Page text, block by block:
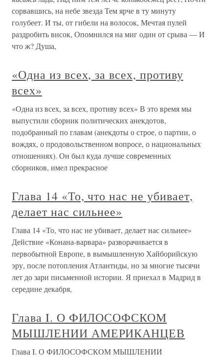
сорвавшись, на небе звезда Тем ярче в ту минуту
голубеет. И ты, от гибели на волосок, Мечтая пулей
раздробить висок, Опомнился на миг один от срыва — И
что ж? Душа,
«Одна из всех, за всех, противу
всех»
«Одна из всех, за всех, противу всех» В это время мы
выпустили сборник политических анекдотов,
подобранный по главам (анекдоты о строе, о партии, о
вождях, о продовольственном вопросе, о национальных
отношениях). Он был куда лучше современных
сборников, имел прекрасное
Глава 14 «То, что нас не убивает,
делает нас сильнее»
Глава 14 «То, что нас не убивает, делает нас сильнее»
Действие «Конана-варвара» разворачивается в
первобытной Европе, в вымышленную Хайборийскую
эру, после потопления Атлантиды, но за многие тысячи
лет до зари письменной истории. Я приехал в Мадрид в
середине декабря,
Глава I. О ФИЛОСОФСКОМ
МЫШЛЕНИИ АМЕРИКАНЦЕВ
Глава I. О ФИЛОСОФСКОМ МЫШЛЕНИИ